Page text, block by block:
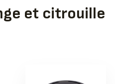
et citrouille